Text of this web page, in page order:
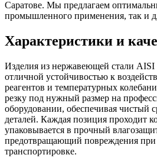
Саратове. Мы предлагаем
промышленного применения, так и
Характеристики и
Изделия из нержавеющей стали AISI
отличной устойчивостью к
реагентов и температурных
резку под нужный размер на
оборудовании, обеспечивая чистый
деталей. Каждая позиция проходит
упаковывается в прочный
предотвращающий повреждения
транспортировке.